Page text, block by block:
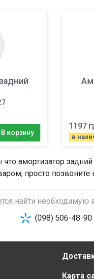
В корзину
1197
в
что амортизатор задний
просто
найти
(098) 506-48-90
Карта